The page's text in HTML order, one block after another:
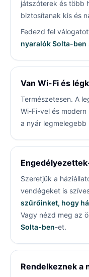
játszóterek és több
biztosítanak kis és
Fedezd fel
nyaralók Solta-ben
Van Wi-Fi és
Természetesen. A
Wi-Fi-vel és
a nyár legmelegebb
Szeretjük a
vendégeket is
szűrőinket, hogy
Vagy nézd meg az
Solta-ben-et.
Rendelkeznek a